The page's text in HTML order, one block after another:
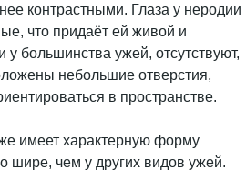
контрастными. Глаза у неродии
что придаёт ей живой и
у большинства ужей, отсутствуют,
небольшие отверстия,
в пространстве.
имеет характерную форму
шире, чем у других видов ужей.